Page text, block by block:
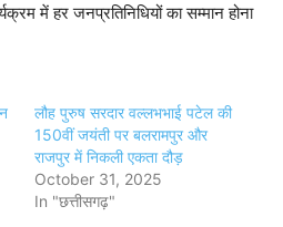
में हर जनप्रतिनिधियों का सम्मान होना
लौह पुरुष सरदार वल्लभभाई पटेल की
150वीं जयंती पर बलरामपुर और
राजपुर में निकली एकता दौड़
October 31, 2025
In "छत्तीसगढ़"